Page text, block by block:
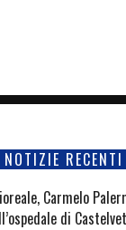
NOTIZIE RECENTI
Carmelo
di